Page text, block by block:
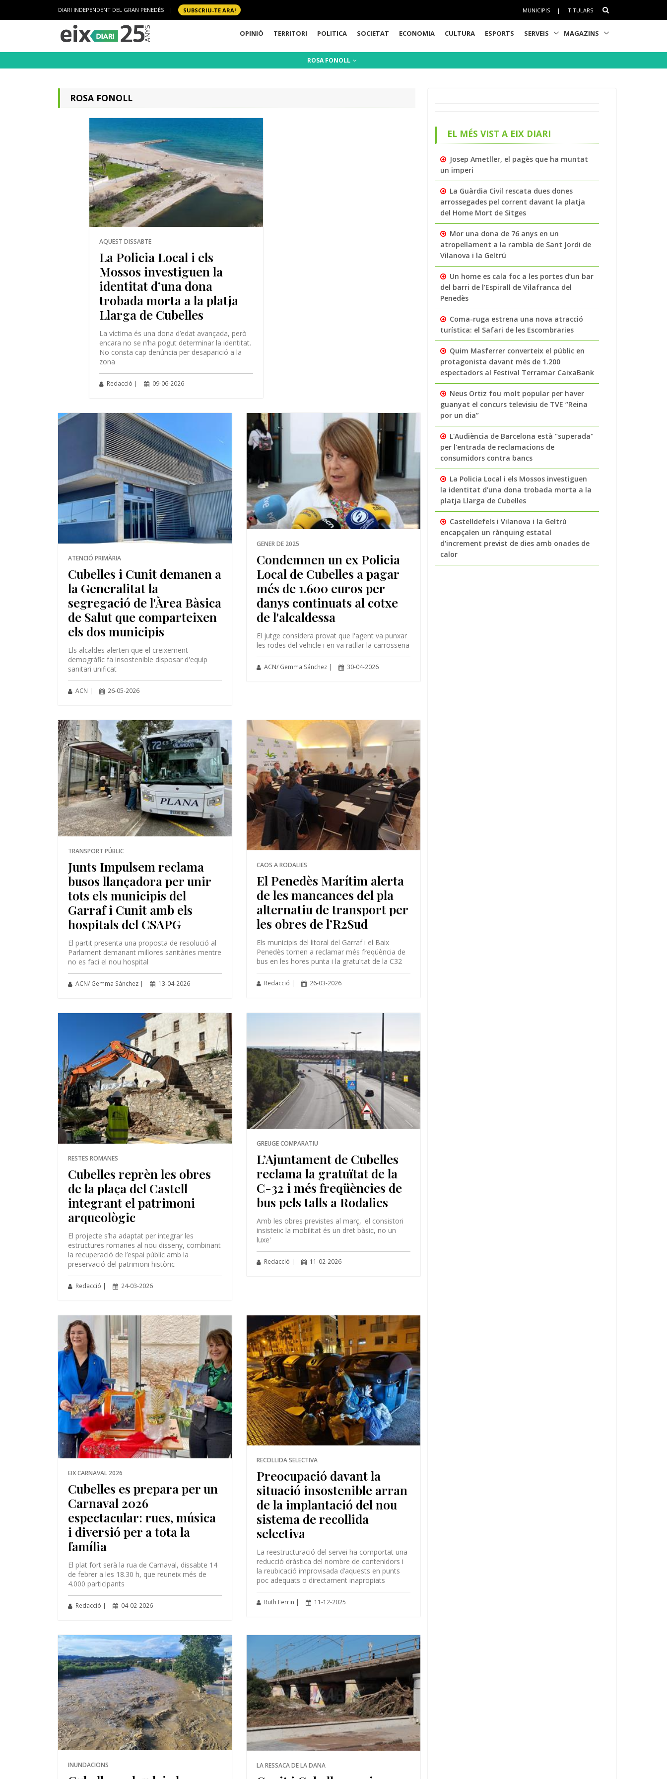
DIARI INDEPENDENT DEL GRAN PENEDÈS | SUBSCRIU-TE ARA! MUNICIPIS | TITULARS
OPINIÓ TERRITORI POLITICA SOCIETAT ECONOMIA CULTURA ESPORTS SERVEIS MAGAZINS
ROSA FONOLL
ROSA FONOLL
AQUEST DISSABTE
La Policia Local i els
Mossos investiguen la
identitat d’una dona
trobada morta a la platja
Llarga de Cubelles
La víctima és una dona d’edat avançada, però
encara no se n’ha pogut determinar la identitat.
No consta cap denúncia per desaparició a la
zona
Redacció | 09-06-2026
ATENCIÓ PRIMÀRIA
Cubelles i Cunit demanen a
la Generalitat la
segregació de l'Àrea Bàsica
de Salut que comparteixen
els dos municipis
Els alcaldes alerten que el creixement
demogràfic fa insostenible disposar d'equip
sanitari unificat
ACN | 26-05-2026
GENER DE 2025
Condemnen un ex Policia
Local de Cubelles a pagar
més de 1.600 euros per
danys continuats al cotxe
de l'alcaldessa
El jutge considera provat que l'agent va punxar
les rodes del vehicle i en va ratllar la carrosseria
ACN/ Gemma Sánchez | 30-04-2026
TRANSPORT PÚBLIC
Junts Impulsem reclama
busos llançadora per unir
tots els municipis del
Garraf i Cunit amb els
hospitals del CSAPG
El partit presenta una proposta de resolució al
Parlament demanant millores sanitàries mentre
no es faci el nou hospital
ACN/ Gemma Sánchez | 13-04-2026
CAOS A RODALIES
El Penedès Marítim alerta
de les mancances del pla
alternatiu de transport per
les obres de l’R2Sud
Els municipis del litoral del Garraf i el Baix
Penedès tornen a reclamar més freqüència de
bus en les hores punta i la gratuïtat de la C32
Redacció | 26-03-2026
RESTES ROMANES
Cubelles reprèn les obres
de la plaça del Castell
integrant el patrimoni
arqueològic
El projecte s’ha adaptat per integrar les
estructures romanes al nou disseny, combinant
la recuperació de l’espai públic amb la
preservació del patrimoni històric
Redacció | 24-03-2026
GREUGE COMPARATIU
L’Ajuntament de Cubelles
reclama la gratuïtat de la
C-32 i més freqüències de
bus pels talls a Rodalies
Amb les obres previstes al març, 'el consistori
insisteix: la mobilitat és un dret bàsic, no un
luxe'
Redacció | 11-02-2026
EIX CARNAVAL 2026
Cubelles es prepara per un
Carnaval 2026
espectacular: rues, música
i diversió per a tota la
família
El plat fort serà la rua de Carnaval, dissabte 14
de febrer a les 18.30 h, que reuneix més de
4.000 participants
Redacció | 04-02-2026
RECOLLIDA SELECTIVA
Preocupació davant la
situació insostenible arran
de la implantació del nou
sistema de recollida
selectiva
La reestructuració del servei ha comportat una
reducció dràstica del nombre de contenidors i
la reubicació improvisada d’aquests en punts
poc adequats o directament inapropiats
Ruth Ferrin | 11-12-2025
INUNDACIONS LA RESSACA DE LA DANA
EL MÉS VIST A EIX DIARI
Josep Ametller, el pagès que ha muntat
un imperi
La Guàrdia Civil rescata dues dones
arrossegades pel corrent davant la platja
del Home Mort de Sitges
Mor una dona de 76 anys en un
atropellament a la rambla de Sant Jordi de
Vilanova i la Geltrú
Un home es cala foc a les portes d’un bar
del barri de l’Espirall de Vilafranca del
Penedès
Coma-ruga estrena una nova atracció
turística: el Safari de les Escombraries
Quim Masferrer converteix el públic en
protagonista davant més de 1.200
espectadors al Festival Terramar CaixaBank
Neus Ortiz fou molt popular per haver
guanyat el concurs televisiu de TVE “Reina
por un dia”
L'Audiència de Barcelona està "superada"
per l'entrada de reclamacions de
consumidors contra bancs
La Policia Local i els Mossos investiguen
la identitat d’una dona trobada morta a la
platja Llarga de Cubelles
Castelldefels i Vilanova i la Geltrú
encapçalen un rànquing estatal
d'increment previst de dies amb onades de
calor